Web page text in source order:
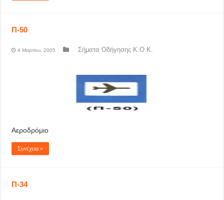
Π-50
4 Μαρτίου, 2005 Σήματα Οδήγησης Κ.Ο.Κ.
Αεροδρόμιο
Συνέχεια »
Π-34